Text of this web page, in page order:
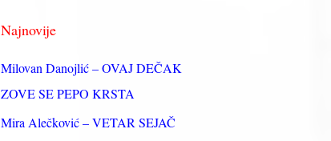
а
з
а
Najnovije
Milovan Danojlić – OVAJ DEČAK
ZOVE SE PEPO KRSTA
Mira Alečković – VETAR SEJAČ